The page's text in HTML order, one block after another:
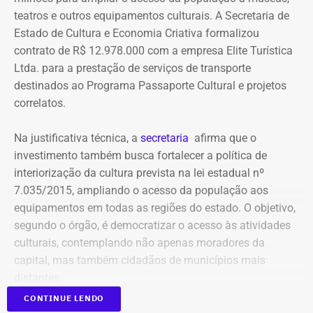
Declaração de bens de Bernardo Rossi em 2014 — Foto:
pagamento. Com isso, a Meta também seria obrigada a
elaborar uma tabela comparativa, indicando se os perfis
compartilham telefones, dispositivos, endereços de IP,
administradores, contas de anúncios, meios de
pagamento ou gerenciadores de negócios.
impulsionamentos e cita morte de
criança como exemplo de fake news
As 31 publicações relacionadas pela prefeitura tratam de
assuntos diversos. A lista inclui manchetes sobre prisões
na Assembleia Legislativa, supostos acordos políticos,
sucessão municipal, alterações no Fundo Municipal do
fiscalização urbana, lixo, uniformes escolares, número de
secretarias e relações do prefeito Alexandre Martins com
teatros e outros equipamentos culturais. A Secretaria de
Estado de Cultura e Economia Criativa formalizou
contrato de R$ 12.978.000 com a empresa Elite Turística
Ltda. para a prestação de serviços de transporte
destinados ao Programa Passaporte Cultural e projetos
correlatos.
Na justificativa técnica, a secretaria afirma que o
investimento também busca fortalecer a política de
interiorização da cultura prevista na lei estadual nº
7.035/2015, ampliando o acesso da população aos
equipamentos em todas as regiões do estado. O objetivo,
segundo o órgão, é democratizar o acesso às atividades
culturais, contemplando não apenas moradores da
capital, mas também cidadãos de municípios mais
CONTINUE LENDO